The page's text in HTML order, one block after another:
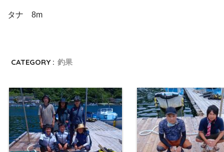
タナ 8m
CATEGORY : 釣果